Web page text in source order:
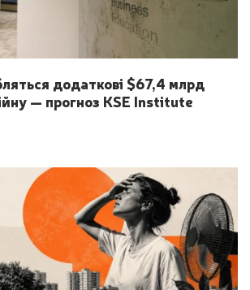
додаткові $67,4 млрд
— прогноз KSE Institute